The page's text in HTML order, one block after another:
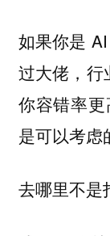
如果你是
过大佬，行
你容错率更
是可以考虑
去哪里不是